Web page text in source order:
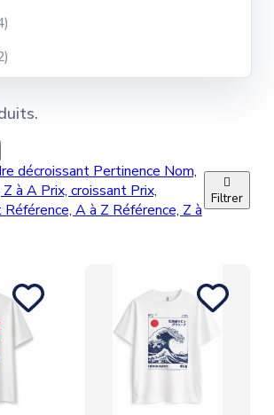
)
)
(2)
décroissant Pertinence Nom,
Z à A Prix, croissant Prix,
Référence, A à Z Référence, Z à

Filtrer